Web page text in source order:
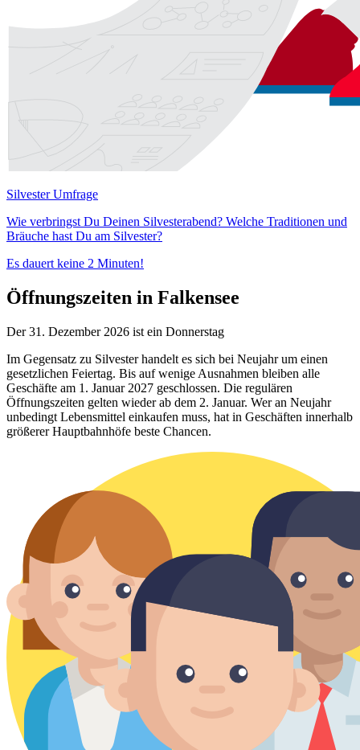
Silvester Umfrage
Wie verbringst Du Deinen Silvesterabend? Welche Traditionen und
Bräuche hast Du am Silvester?
Es dauert keine 2 Minuten!
Öffnungszeiten in Falkensee
Der 31. Dezember 2026 ist ein Donnerstag
Im Gegensatz zu Silvester handelt es sich bei Neujahr um einen
gesetzlichen Feiertag. Bis auf wenige Ausnahmen bleiben alle
Geschäfte am 1. Januar 2027 geschlossen. Die regulären
Öffnungszeiten gelten wieder ab dem 2. Januar. Wer an Neujahr
unbedingt Lebensmittel einkaufen muss, hat in Geschäften innerhalb
größerer Hauptbahnhöfe beste Chancen.